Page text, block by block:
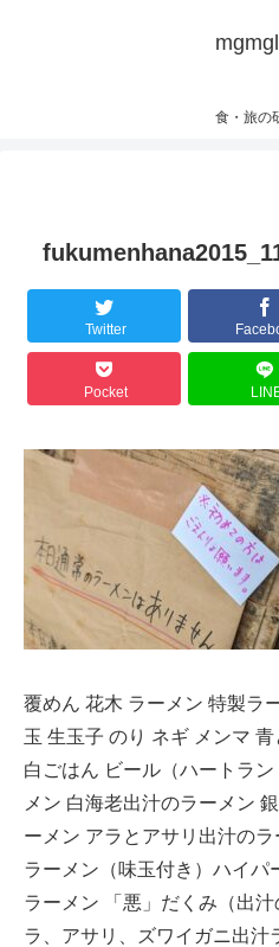
食・旅の
Twitter
Pocket
覆めん 花木 ラーメン 特製ラ
玉 生玉子 のり ネギ メンマ
白ごはん ビール（ハートラ
メン 白海老出汁のラーメン
ーメン アラとアサリ出汁の
ラーメン（味玉付き）ハイパ
ラーメン 「悪」だくみ（出
ラ、アサリ、ズワイガニ出汁